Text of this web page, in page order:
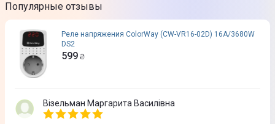
Популярные отзывы
Реле напряжения ColorWay (CW-VR16-02D) 16A/3680W
DS2
599 ₴
Вiзельман Маргарита Василівна